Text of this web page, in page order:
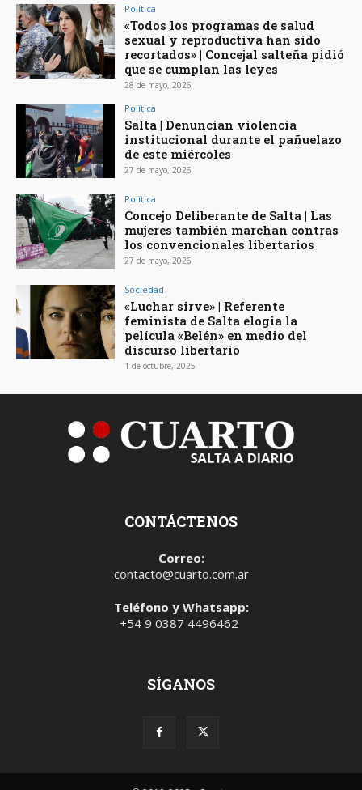
Política
«Todos los programas de salud
sexual y reproductiva han sido
recortados» | Concejal salteña pidió
que se cumplan las leyes
28 de mayo, 2026
Política
Salta | Denuncian violencia
institucional durante el pañuelazo
de este miércoles
27 de mayo, 2026
Política
Concejo Deliberante de Salta | Las
mujeres también marchan contras
los convencionales libertarios
27 de mayo, 2026
Sociedad
«Luchar sirve» | Referente
feminista de Salta elogia la
película «Belén» en medio del
discurso libertario
1 de octubre, 2025
CONTÁCTENOS
Correo:
contacto@cuarto.com.ar
Teléfono y Whatsapp:
+54 9 0387 4496462
SÍGANOS